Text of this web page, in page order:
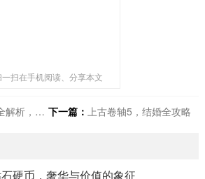
一扫在手机阅读、分享本文
谷战无不胜 下一篇： 上古卷轴5，结婚全攻略
硬币，奢华与价值的象征